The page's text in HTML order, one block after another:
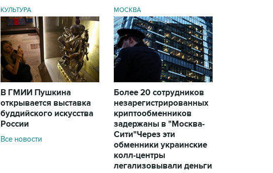
КУЛЬТУРА
В ГМИИ Пушкина
открывается выставка
буддийского искусства
России
Все новости
МОСКВА
Более 20 сотрудников
незарегистрированных
криптообменников
задержаны в "Москва-
Сити"Через эти
обменники украинские
колл-центры
легализовывали деньги